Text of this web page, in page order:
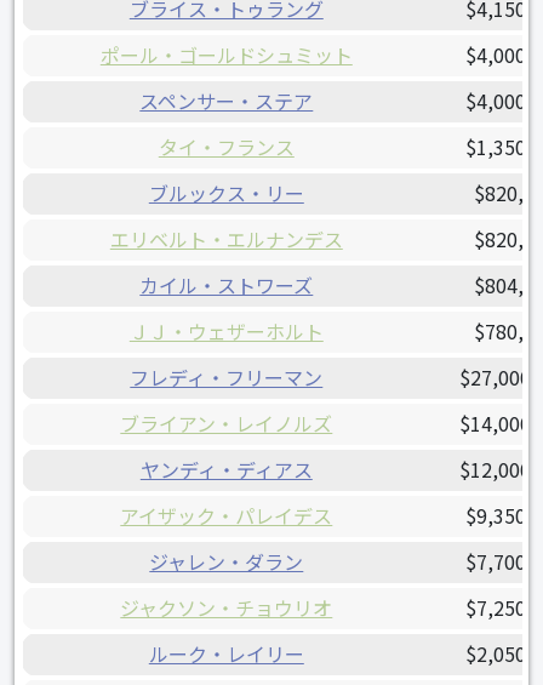
ブライス・トゥラング
ポール・ゴールドシュミット
スペンサー・ステア
タイ・フランス
ブルックス・リー
エリベルト・エルナンデス
カイル・ストワーズ
ＪＪ・ウェザーホルト
フレディ・フリーマン
ブライアン・レイノルズ
ヤンディ・ディアス
アイザック・パレイデス
ジャレン・ダラン
ジャクソン・チョウリオ
ルーク・レイリー